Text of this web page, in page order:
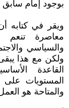
بوجود إمام سابق
ويقر في كتابه
معاصرة تنعم
والسياسي
ولكن مع هذا يبقى
القاعدة
المستويات على
والمتاحة هو